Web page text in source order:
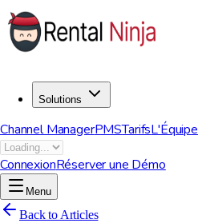
Solutions
Channel ManagerPMSTarifsL'Équipe
ConnexionRéserver une Démo
Menu
Back to Articles